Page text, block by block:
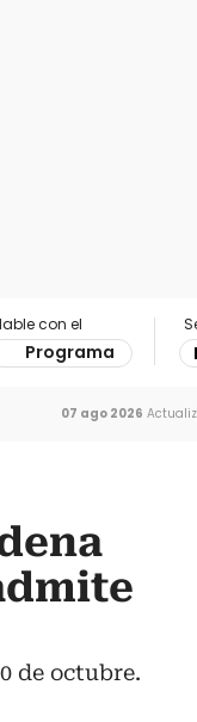
con el
Programa
07 ago 2026
de octubre.